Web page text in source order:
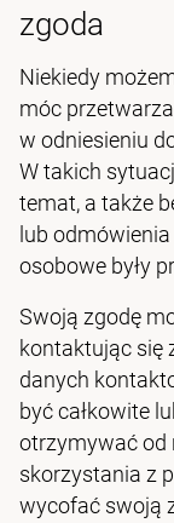
zgoda
Niekiedy
móc
w odniesieniu
W takich
temat, a także
lub
osobowe były
Swoją zgodę
kontaktując się
danych
być całkowite
otrzymywać od
skorzystania z
wycofać swoją